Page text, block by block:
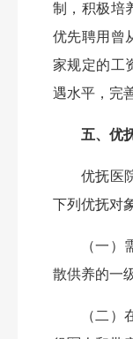
制，积极培
优先聘用曾
家规定的工
遇水平，完
五、优
优抚医
下列优抚对
（一
散供养的一
（二